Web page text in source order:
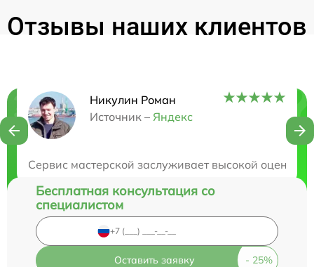
Отзывы наших клиентов
Никулин Роман
Источник – Яндекс
Сервис мастерской заслуживает высокой оценки,
Нужна консультация?
Бесплатная консультация со
специалистом
Оставить заявку